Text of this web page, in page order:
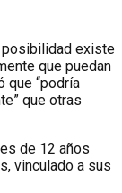
posibilidad existe
que puedan
que “podría
que otras
de 12 años
vinculado a sus